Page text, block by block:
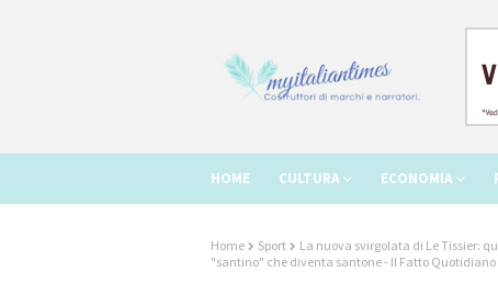
HOME CULTURA ECONOMIA
Home Sport
La nuova svirgolata di Le Tissier:
"santino" che diventa santone - Il Fatto Quotidiano